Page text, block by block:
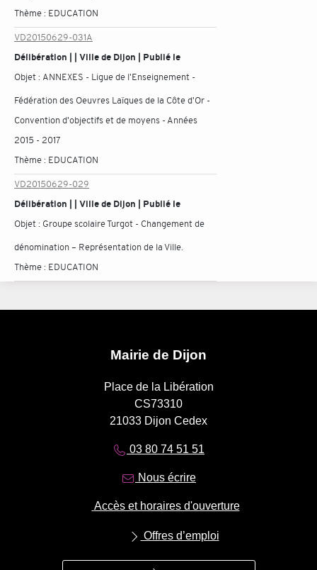
Thème : EDUCATION
VD20150629-031A
Délibération | | Ville de Dijon | Publié le
Objet : ANNEXES - Ligue de l'Enseignement -
Fédération des Oeuvres Laïques de la Côte d'Or -
Convention d'objectifs et de moyens - Années
2015 - 2017
Thème : EDUCATION
VD20150629-029
Délibération | | Ville de Dijon | Publié le
Objet : Groupe scolaire Turgot - Changement de
dénomination – Représentation de la Ville.
Thème : EDUCATION
Mairie de Dijon
Place de la Libération
CS73310
21033 Dijon Cedex
03 80 74 51 51
Nous écrire
Accès et horaires d'ouverture
Offres d’emploi